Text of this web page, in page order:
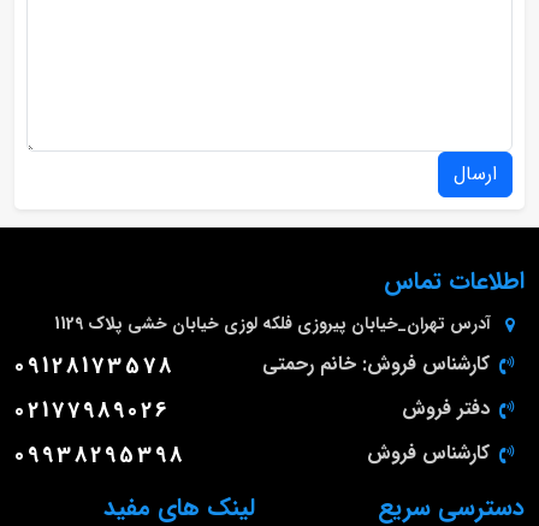
ارسال
لینک های مفید دسترسی سریع
اطلاعات تماس
آدرس تهران_خیابان پیروزی فلکه لوزی خیابان خشی پلاک 1129
کارشناس فروش: خانم رحمتی 09128173578
دفتر فروش 02177989026
کارشناس فروش 09938295398